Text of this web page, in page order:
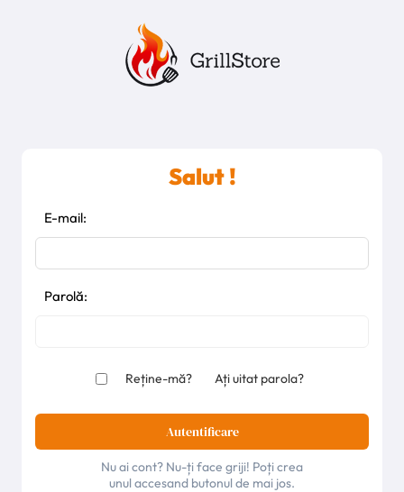
Salut !
E-mail:
Parolă:
Reține-mă? Ați uitat parola?
Autentificare
Nu ai cont? Nu-ți face griji! Poți crea
unul accesand butonul de mai jos.